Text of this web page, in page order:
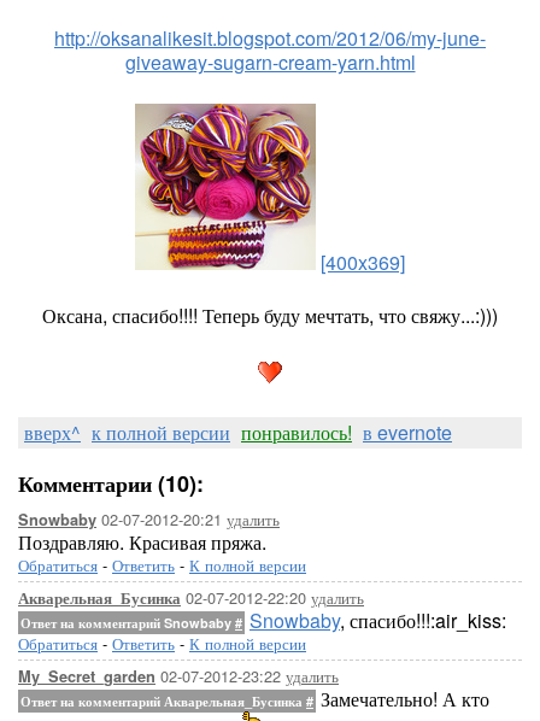
http://oksanalikesit.blogspot.com/2012/06/my-june-
giveaway-sugarn-cream-yarn.html
[400x369]
Оксана, спасибо!!!! Теперь буду мечтать, что свяжу...:)))
вверх^ к полной версии понравилось! в evernote
Комментарии (10):
Snowbaby 02-07-2012-20:21 удалить
Поздравляю. Красивая пряжа.
Обратиться - Ответить - К полной версии
Акварельная_Бусинка 02-07-2012-22:20 удалить
Ответ на комментарий Snowbaby # Snowbaby, спасибо!!!:air_kiss:
Обратиться - Ответить - К полной версии
My_Secret_garden 02-07-2012-23:22 удалить
Ответ на комментарий Акварельная_Бусинка # Замечательно! А кто